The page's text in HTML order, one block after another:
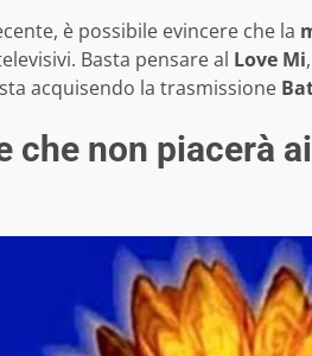
è possibile evincere che la
Basta pensare al Love Mi
acquisendo la trasmissione
che non piacerà